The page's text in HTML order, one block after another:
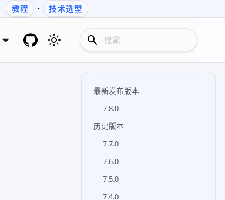
教程 · 技术选型
最新发布版本
7.8.0
历史版本
7.7.0
7.6.0
7.5.0
7.4.0